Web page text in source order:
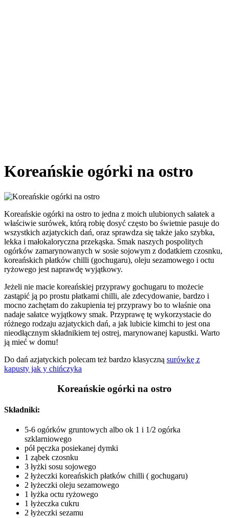
Koreańskie ogórki na ostro
Koreańskie ogórki na ostro to jedna z moich ulubionych sałatek a
właściwie surówek, którą robię dosyć często bo świetnie pasuje do
wszystkich azjatyckich dań, oraz sprawdza się także jako szybka,
lekka i małokaloryczna przekąska. Smak naszych pospolitych
ogórków zamarynowanych w sosie sojowym z dodatkiem czosnku,
koreańskich płatków chilli (gochugaru), oleju sezamowego i octu
ryżowego jest naprawdę wyjątkowy.
Jeżeli nie macie koreańskiej przyprawy gochugaru to możecie
zastąpić ją po prostu płatkami chilli, ale zdecydowanie, bardzo i
mocno zachętam do zakupienia tej przyprawy bo to właśnie ona
nadaje sałatce wyjątkowy smak. Przyprawę tę wykorzystacie do
różnego rodzaju azjatyckich dań, a jak lubicie kimchi to jest ona
nieodłącznym składnikiem tej ostrej, marynowanej kapustki. Warto
ją mieć w domu!
Do dań azjatyckich polecam też bardzo klasyczną surówkę z
kapusty jak y chińczyka
Koreańskie ogórki na ostro
Składniki:
5-6 ogórków gruntowych albo ok 1 i 1/2 ogórka
szklarniowego
pół pęczka posiekanej dymki
1 ząbek czosnku
3 łyżki sosu sojowego
2 łyżeczki koreańskich płatków chilli ( gochugaru)
2 łyżeczki oleju sezamowego
1 łyżka octu ryżowego
1 łyżeczka cukru
2 łyżeczki sezamu